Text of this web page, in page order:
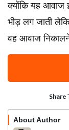
क्योंकि यह आवाज
भीड़ लग जाती
वह आवाज
Share
About Author